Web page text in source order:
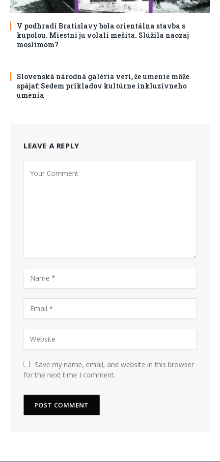
V podhradí Bratislavy bola orientálna stavba s
kupolou. Miestni ju volali mešita. Slúžila naozaj
moslimom?
Slovenská národná galéria verí, že umenie môže
spájať: Sedem príkladov kultúrne inkluzívneho
umenia
LEAVE A REPLY
Save my name, email, and website in this browser
for the next time I comment.